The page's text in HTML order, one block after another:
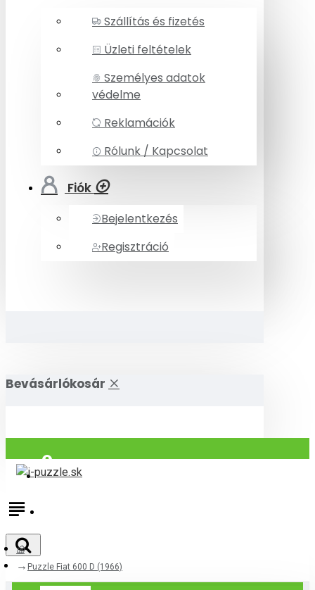
Szállítás és fizetés
Üzleti feltételek
Személyes adatok
védelme
Reklamációk
Rólunk / Kapcsolat
Fiók
Bejelentkezés
Regisztráció
Bevásárlókosár
Bejelentkezés
Minden
Puzzle Fiat 600 D (1966)